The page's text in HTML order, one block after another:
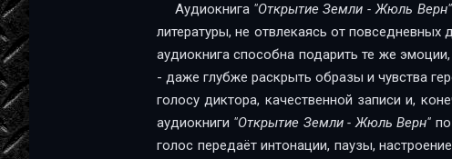
4_2
4_4
5_1
Аудиокнига "Открытие Земли - Жюль Верн"
литературы, не отвлекаясь от
аудиокнига способна подарить те же
- даже глубже раскрыть образы и чувства
голосу диктора, качественной записи и,
аудиокниги "Открытие Земли - Жюль Верн"
голос передаёт интонации, паузы,